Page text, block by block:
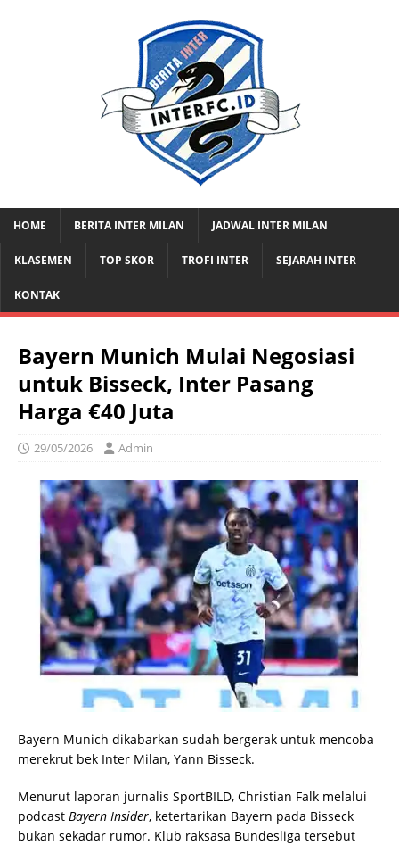
HOME BERITA INTER MILAN JADWAL INTER MILAN
KLASEMEN TOP SKOR TROFI INTER SEJARAH INTER
KONTAK
Bayern Munich Mulai Negosiasi
untuk Bisseck, Inter Pasang
Harga €40 Juta
29/05/2026 Admin
Bayern Munich dikabarkan sudah bergerak untuk mencoba
merekrut bek Inter Milan, Yann Bisseck.
Menurut laporan jurnalis SportBILD, Christian Falk melalui
podcast Bayern Insider, ketertarikan Bayern pada Bisseck
bukan sekadar rumor. Klub raksasa Bundesliga tersebut